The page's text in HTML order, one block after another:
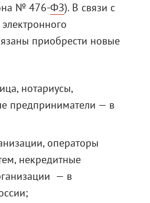
Получить КЭП
Магазин
№ 476-ФЗ). В связи с
приобрести новые
нотариусы,
предприниматели — в
операторы
некредитные
— в